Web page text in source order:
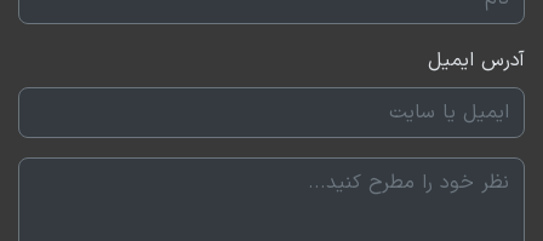
در نهایت خروج سرمایه گذاران برای این شرکت‌ها در نظر
بگیریم.
آدرس ایمیل